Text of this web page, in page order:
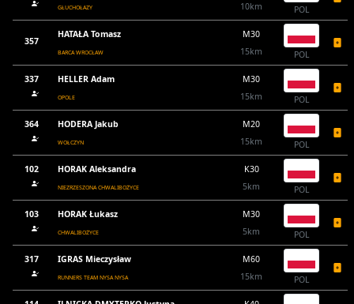
GŁUCHOŁAZY
10km
POL
357
HATAŁA Tomasz
BARCA WROCŁAW
M30
15km
POL
337 HELLER Adam
OPOLE
M30
15km
POL
364 HODERA Jakub
WOŁCZYN
M20
15km
POL
102 HORAK Aleksandra
NIEZRZESZONA CHWALIBOŻYCE
K30
5km
POL
103 HORAK Łukasz
CHWALIBOŻYCE
M30
5km
POL
317 IGRAS Mieczysław
RUNNERS TEAM NYSA NYSA
M60
15km
POL